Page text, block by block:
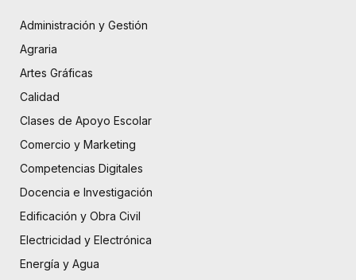
Administración y Gestión
Agraria
Artes Gráficas
Calidad
Clases de Apoyo Escolar
Comercio y Marketing
Competencias Digitales
Docencia e Investigación
Edificación y Obra Civil
Electricidad y Electrónica
Energía y Agua